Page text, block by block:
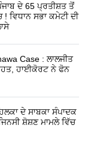
ਦੇ 65 ਪ੍ਰਤੀਸ਼ਤ ਤੋਂ
ਵਿਧਾਨ ਸਭਾ ਕਮੇਟੀ ਦੀ
Case : ਲਾਲਜੀਤ
ਹਾਈਕੋਰਟ ਨੇ ਫੋਨ
ਦੇ ਸਾਬਕਾ ਸੰਪਾਦਕ
ਸ਼ੋਸ਼ਣ ਮਾਮਲੇ ਵਿੱਚ